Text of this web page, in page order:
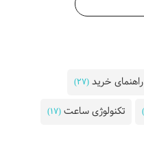
راهنمای خرید (27)
تکنولوژی ساعت (17)